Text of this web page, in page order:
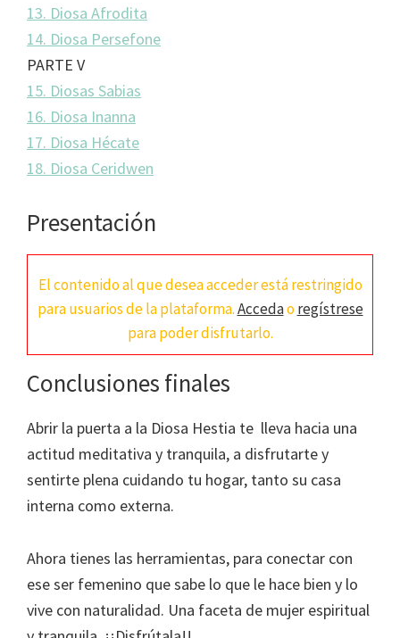
13. Diosa Afrodita
14. Diosa Persefone
PARTE V
15. Diosas Sabias
16. Diosa Inanna
17. Diosa Hécate
18. Diosa Ceridwen
Presentación
El contenido al que desea acceder está restringido
para usuarios de la plataforma.Accedaoregístrese
para poder disfrutarlo.
Conclusiones finales
Abrir la puerta a la Diosa Hestia te lleva hacia una
actitud meditativa y tranquila, a disfrutarte y
sentirte plena cuidando tu hogar, tanto su casa
interna como externa.
Ahora tienes las herramientas, para conectar con
ese ser femenino que sabe lo que le hace bien y lo
vive con naturalidad. Una faceta de mujer espiritual